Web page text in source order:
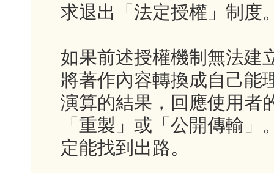
求退出「法定授權」制度
如果前述授權機制無法建
將著作內容轉換成自己能
演算的結果，回應使用者
「重製」或「公開傳輸
定能找到出路。